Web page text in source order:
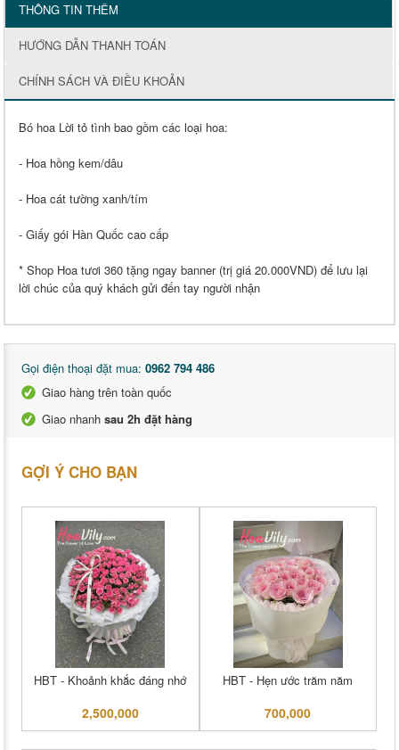
THÔNG TIN THÊM
HƯỚNG DẪN THANH TOÁN
CHÍNH SÁCH VÀ ĐIỀU KHOẢN
Bó hoa Lời tỏ tình bao gồm các loại hoa:
- Hoa hồng kem/dâu
- Hoa cát tường xanh/tím
- Giấy gói Hàn Quốc cao cấp
* Shop Hoa tươi 360 tặng ngay banner (trị giá 20.000VND) để lưu lại
lời chúc của quý khách gửi đến tay người nhận
Gọi điện thoại đặt mua: 0962 794 486
Giao hàng trên toàn quốc
Giao nhanh sau 2h đặt hàng
GỢI Ý CHO BẠN
HBT - Khoảnh khắc đáng nhớ
2,500,000
HBT - Hẹn ước trăm năm
700,000